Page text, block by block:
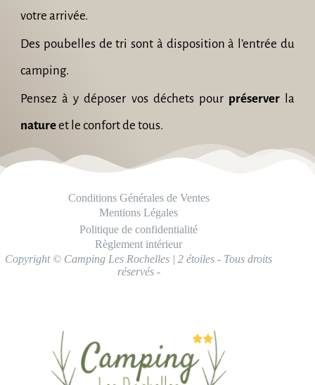
votre arrivée.
Des poubelles de tri sont à disposition à l’entrée du
camping.
Pensez à y déposer vos déchets pour préserverla
natureet le confort de tous.
Conditions Générales de Ventes
Mentions Légales
Politique de confidentialité
Règlement intérieur
Copyright © Camping Les Rochelles | 2 étoiles - Tous droits
réservés -